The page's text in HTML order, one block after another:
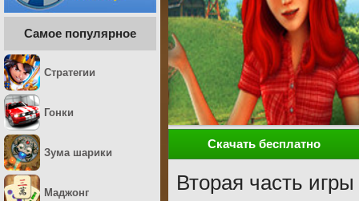
Скачать бесплатно
Вторая часть
Самое популярное
Стратегии
Гонки
Зума шарики
Маджонг